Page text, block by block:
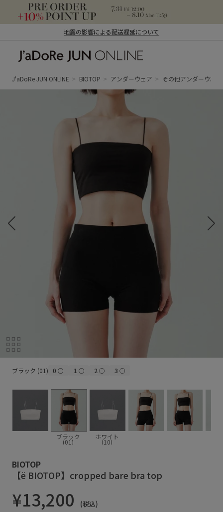
地震の影響による配送遅延について
ン オンライン）
J'aDoRe JUN ONLINE BIOTOP アンダーウェア その他アンダーウエ
ブラック (01) 0○ 1 ○ 2 ○ 3 ○
ブラック
(01)
ホワイト
(10)
BIOTOP
【ё BIOTOP】cropped bare bra top
¥13,200 (税込)